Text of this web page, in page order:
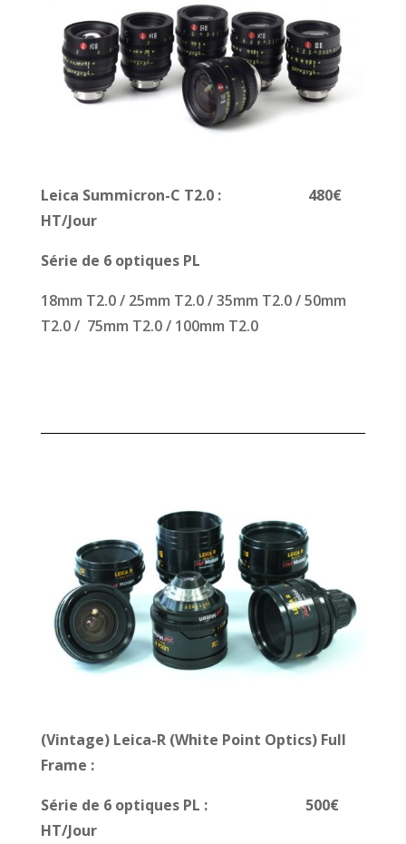
Leica Summicron-C T2.0: 480€
HT/Jour
Série de 6 optiques PL
18mm T2.0 / 25mm T2.0 / 35mm T2.0 / 50mm
T2.0 / 75mm T2.0 / 100mm T2.0
(Vintage) Leica-R (White Point Optics) Full
Frame :
Série de 6 optiques PL : 500€
HT/Jour